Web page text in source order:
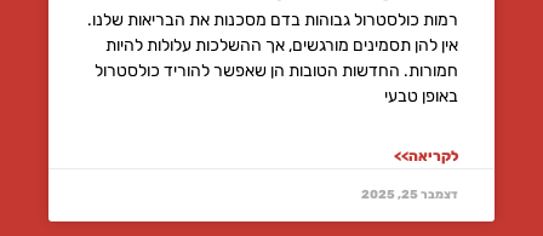
רמות כולסטרול גבוהות בדם מסכנות את הבריאות שלנו.
אין להן תסמינים מורגשים, אך ההשלכות עלולות להיות
חמורות. החדשות הטובות הן שאפשר להוריד כולסטרול
באופן טבעי
לקריאה>>
דצמבר 25, 2025